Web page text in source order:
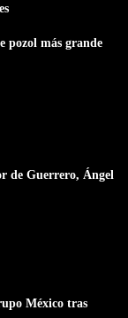
pozol más grande
de Guerrero, Ángel
México tras